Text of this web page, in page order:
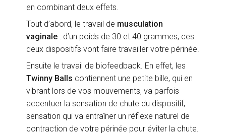
en combinant deux effets.
Tout d’abord, le travail de musculation
vaginale : d’un poids de 30 et 40 grammes, ces
deux dispositifs vont faire travailler votre périnée.
Ensuite le travail de biofeedback. En effet, les
Twinny Balls contiennent une petite bille, qui en
vibrant lors de vos mouvements, va parfois
accentuer la sensation de chute du dispositif,
sensation qui va entraîner un réflexe naturel de
contraction de votre périnée pour éviter la chute.